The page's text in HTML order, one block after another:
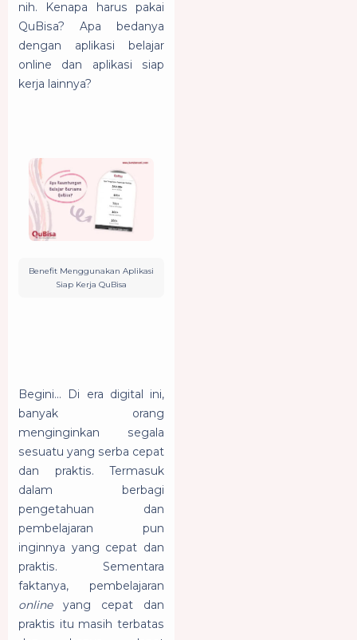
nih. Kenapa harus pakai
QuBisa? Apa bedanya
dengan aplikasi belajar
online dan aplikasi siap
kerja lainnya?
Benefit Menggunakan Aplikasi
Siap Kerja QuBisa
Begini... Di era digital ini,
banyak orang
menginginkan segala
sesuatu yang serba cepat
dan praktis. Termasuk
dalam berbagi
pengetahuan dan
pembelajaran pun
inginnya yang cepat dan
praktis. Sementara
faktanya, pembelajaran
online yang cepat dan
praktis itu masih terbatas